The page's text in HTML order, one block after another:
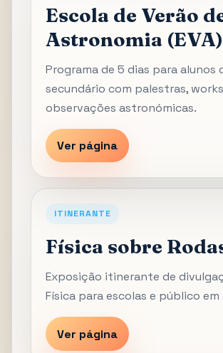
Escola de Verão
Astronomia (EVA)
Programa de 5 dias para alunos
secundário com palestras,
observações astronómicas.
Ver página
ITINERANTE
Física sobre
Exposição itinerante de
Física para escolas e público em
Ver página